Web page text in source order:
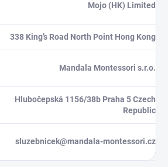
Mojo (HK) Limited
338 King’s Road North Point Hong Kong
Mandala Montessori s.r.o.
Hlubočepská 1156/38b Praha 5 Czech
Republic
sluzebnicek@mandala-montessori.cz